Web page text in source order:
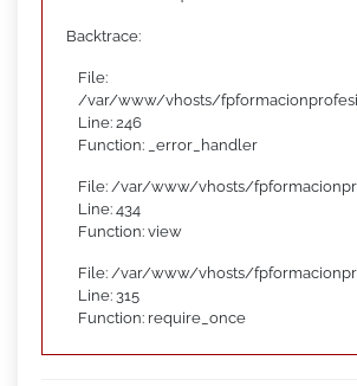
Backtrace:
File:
/var/www/vhosts/
Line: 246
Function: _error_handler
File: /var/www/vhosts/
Line: 434
Function: view
File: /var/www/vhosts/
Line: 315
Function: require_once